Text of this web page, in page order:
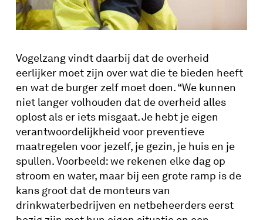
Vogelzang vindt daarbij dat de overheid
eerlijker moet zijn over wat die te bieden heeft
en wat de burger zelf moet doen. “We kunnen
niet langer volhouden dat de overheid alles
oplost als er iets misgaat. Je hebt je eigen
verantwoordelijkheid voor preventieve
maatregelen voor jezelf, je gezin, je huis en je
spullen. Voorbeeld: we rekenen elke dag op
stroom en water, maar bij een grote ramp is de
kans groot dat de monteurs van
drinkwaterbedrijven en netbeheerders eerst